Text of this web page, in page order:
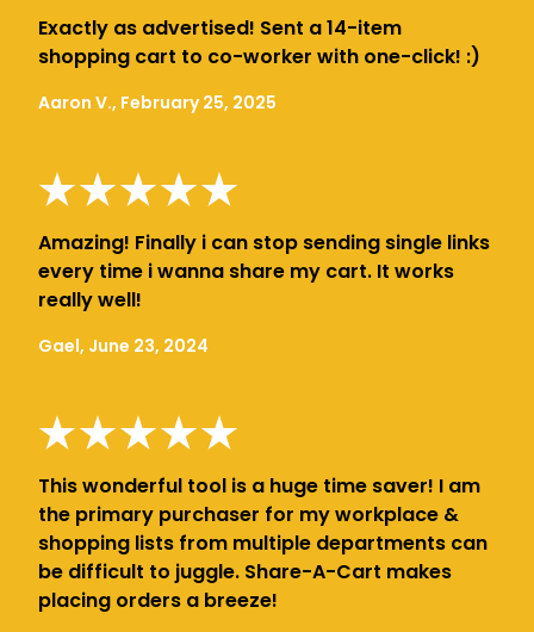
Exactly as advertised! Sent a 14-item
shopping cart to co-worker with one-click! :)
Aaron V., February 25, 2025
Amazing! Finally i can stop sending single links
every time i wanna share my cart. It works
really well!
Gael, June 23, 2024
This wonderful tool is a huge time saver! I am
the primary purchaser for my workplace &
shopping lists from multiple departments can
be difficult to juggle. Share-A-Cart makes
placing orders a breeze!